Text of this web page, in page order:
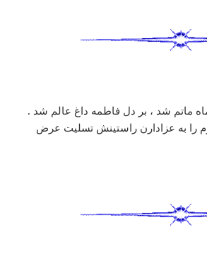
ماتم شد ، بر دل فاطمه داغ عالم شد .
را به عزادارن راستينش تسليت عرض